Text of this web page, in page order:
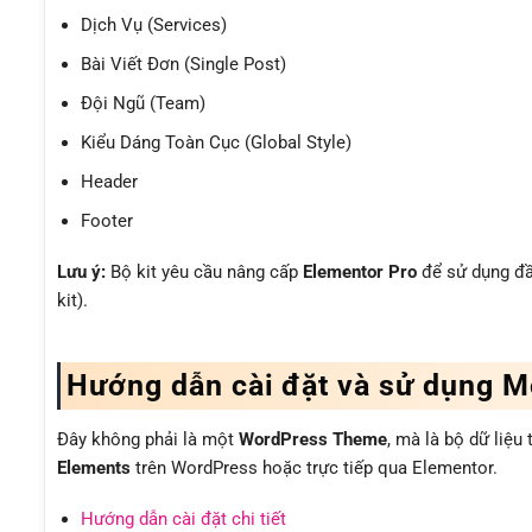
Dịch Vụ (Services)
Bài Viết Đơn (Single Post)
Đội Ngũ (Team)
Kiểu Dáng Toàn Cục (Global Style)
Header
Footer
Lưu ý: Bộ kit yêu cầu nâng cấp Elementor Pro để sử dụng
kit).
Hướng dẫn cài đặt và sử dụng
Đây không phải là một WordPress Theme, mà là bộ dữ liệu
Elements trên WordPress hoặc trực tiếp qua Elementor.
Hướng dẫn cài đặt chi tiết